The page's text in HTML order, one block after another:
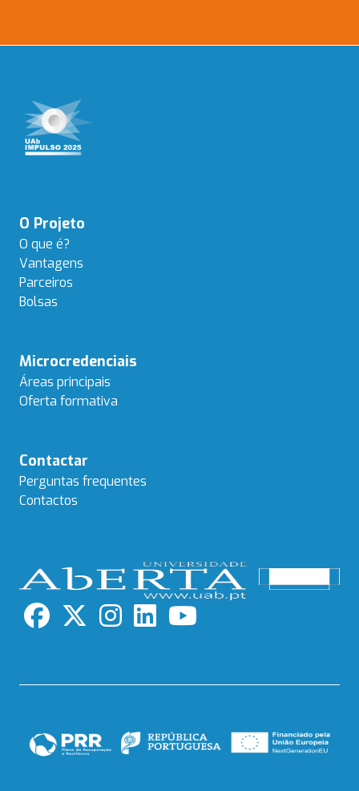
Navegação
principal
O Projeto
O que é?
Vantagens
Parceiros
Bolsas
Microcredenciais
Áreas principais
Oferta formativa
Contactar
Perguntas frequentes
Contactos